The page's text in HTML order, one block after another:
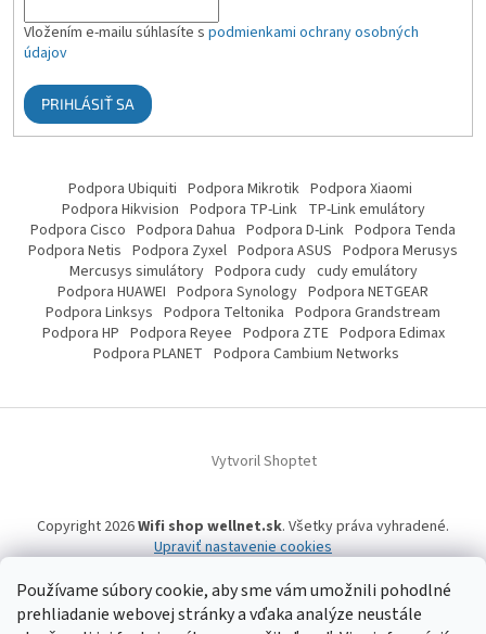
Používame súbory cookie, aby sme vám umožnili pohodlné
prehliadanie webovej stránky a vďaka analýze neustále
Vložením e-mailu súhlasíte s podmienkami ochrany osobných
údajov
PRIHLÁSIŤ SA
Podpora Ubiquiti Podpora Mikrotik Podpora Xiaomi
Podpora Hikvision Podpora TP-Link TP-Link emulátory
Podpora Cisco Podpora Dahua Podpora D-Link Podpora Tenda
Podpora Netis Podpora Zyxel Podpora ASUS Podpora Merusys
Mercusys simulátory Podpora cudy cudy emulátory
Podpora HUAWEI Podpora Synology Podpora NETGEAR
Podpora Linksys Podpora Teltonika Podpora Grandstream
Podpora HP Podpora Reyee Podpora ZTE Podpora Edimax
Podpora PLANET Podpora Cambium Networks
Vytvoril Shoptet
Copyright 2026Wifi shop wellnet.sk. Všetky práva vyhradené.
Upraviť nastavenie cookies
Wifi shop wellnet.sk prevádzkuje spoločnosť WELLNET, s.r.o.,IČO: 36484610,